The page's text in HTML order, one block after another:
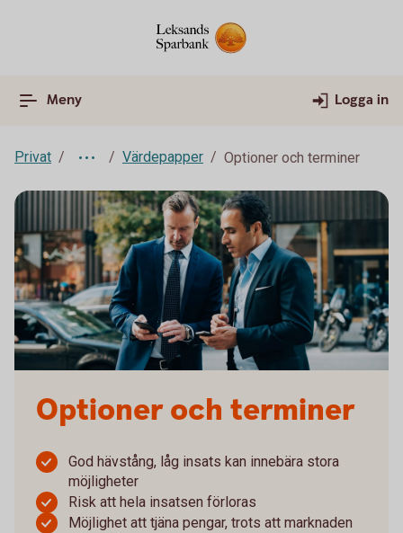
Meny Logga in
Privat Värdepapper Optioner och terminer
Optioner och terminer
God hävstång, låg insats kan innebära stora
möjligheter
Risk att hela insatsen förloras
Möjlighet att tjäna pengar, trots att marknaden